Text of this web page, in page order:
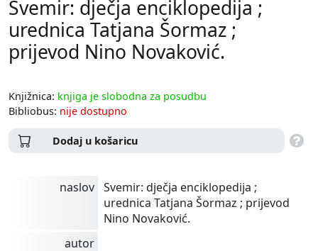
Svemir: dječja enciklopedija ;
urednica Tatjana Šormaz ;
prijevod Nino Novaković.
Knjižnica: knjiga je slobodna za posudbu
Bibliobus: nije dostupno
Dodaj u košaricu
naslov Svemir: dječja enciklopedija ;
urednica Tatjana Šormaz ; prijevod
Nino Novaković.
autor